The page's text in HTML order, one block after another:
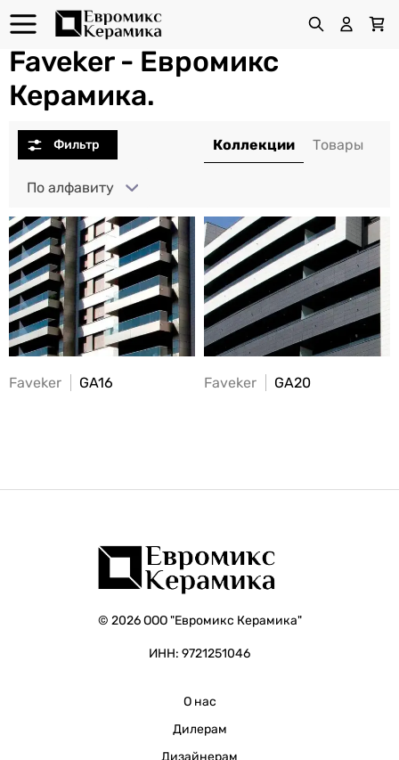
Faveker - Евромикс
Керамика.
По алфавиту
Faveker GA16 Faveker GA20
© 2026 ООО "Евромикс Керамика"
ИНН: 9721251046
О нас
Дилерам
Дизайнерам